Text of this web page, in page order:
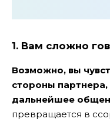
1. Вам сложно
Возможно, вы
стороны
дальнейшее
превращается в